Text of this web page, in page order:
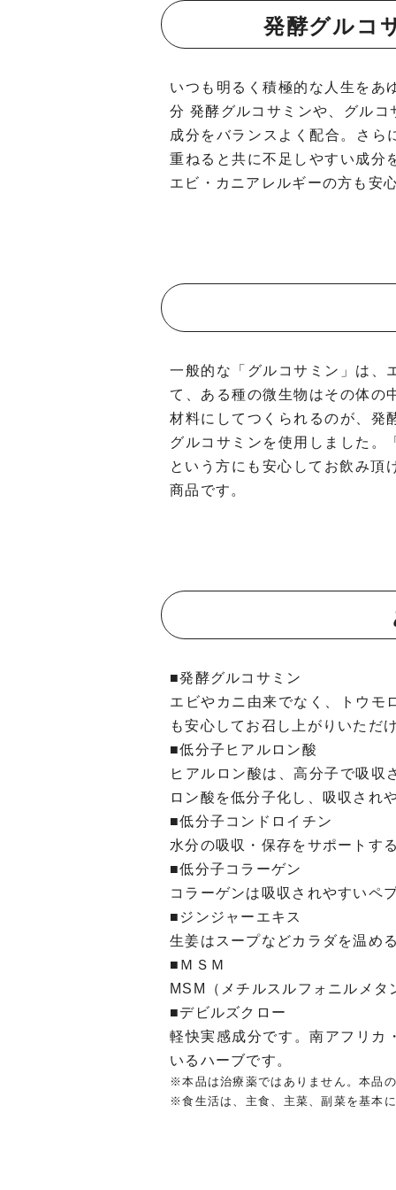
発酵グルコ
いつも明るく積極的な人生をあ
分 発酵グルコサミンや、グル
成分をバランスよく配合。さ
重ねると共に不足しやすい成分
エビ・カニアレルギーの方も安
一般的な「グルコサミン」は、
て、ある種の微生物はその体の
材料にしてつくられるのが、発
グルコサミンを使用しました。
という方にも安心してお飲み頂
商品です。
■発酵グルコサミン
エビやカニ由来でなく、トウモ
も安心してお召し上がりいただ
■低分子ヒアルロン酸
ヒアルロン酸は、高分子で吸収
ロン酸を低分子化し、吸収され
■低分子コンドロイチン
水分の吸収・保存をサポートす
■低分子コラーゲン
コラーゲンは吸収されやすいペ
■ジンジャーエキス
生姜はスープなどカラダを温め
■ＭＳＭ
MSM（メチルスルフォニルメ
■デビルズクロー
軽快実感成分です。南アフリカ
いるハーブです。
※本品は治療薬ではありません。本品
※食生活は、主食、主菜、副菜を基本